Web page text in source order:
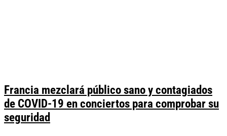
Francia mezclará público sano y contagiados
de COVID-19 en conciertos para comprobar su
seguridad